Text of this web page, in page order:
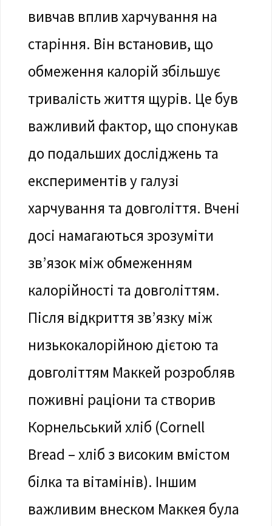
вивчав вплив харчування на
старіння. Він встановив, що
обмеження калорій збільшує
тривалість життя щурів. Це був
важливий фактор, що спонукав
до подальших досліджень та
експериментів у галузі
харчування та довголіття. Вчені
досі намагаються зрозуміти
зв’язок між обмеженням
калорійності та довголіттям.
Після відкриття зв’язку між
низькокалорійною дієтою та
довголіттям Маккей розробляв
поживні раціони та створив
Корнельський хліб (Cornell
Bread – хліб з високим вмістом
білка та вітамінів). Іншим
важливим внеском Маккея була